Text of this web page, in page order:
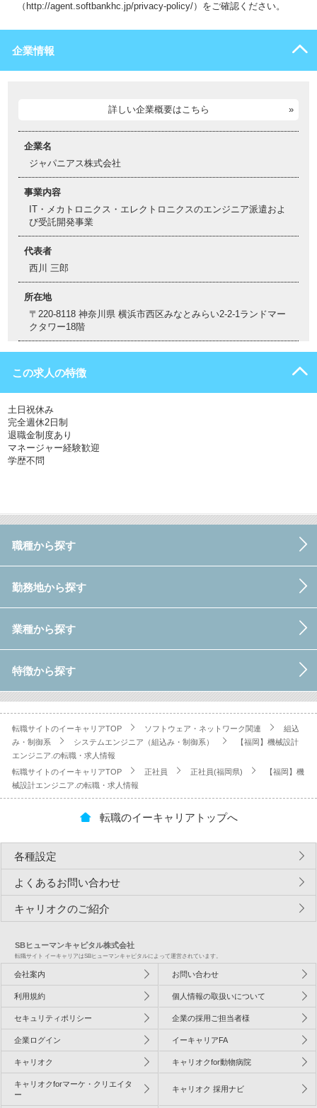
（http://agent.softbankhc.jp/privacy-policy/）をご確認ください。
企業情報
詳しい企業概要はこちら
企業名
ジャパニアス株式会社
事業内容
IT・メカトロニクス・エレクトロニクスのエンジニア派遣およ
び受託開発事業
代表者
西川 三郎
所在地
〒220-8118 神奈川県 横浜市西区みなとみらい2-2-1ランドマー
クタワー18階
この求人の特徴
土日祝休み
完全週休2日制
退職金制度あり
マネージャー経験歓迎
学歴不問
職種から探す
勤務地から探す
業種から探す
特徴から探す
転職サイトのイーキャリアTOP ソフトウェア・ネットワーク関連
組込
み・制御系
システムエンジニア（組込み・制御系）
【福岡】機械設計
エンジニア.の転職・求人情報
転職サイトのイーキャリアTOP
正社員 正社員(福岡県)
【福岡】機
械設計エンジニア.の転職・求人情報
転職のイーキャリアトップへ
各種設定
よくあるお問い合わせ
キャリオクのご紹介
SBヒューマンキャピタル株式会社
転職サイト イーキャリアはSBヒューマンキャピタルによって運営されています。
会社案内 お問い合わせ
利用規約 個人情報の取扱いについて
セキュリティポリシー 企業の採用ご担当者様
企業ログイン イーキャリアFA
キャリオク キャリオクfor動物病院
キャリオクforマーケ・クリエイタ
ー
キャリオク 採用ナビ